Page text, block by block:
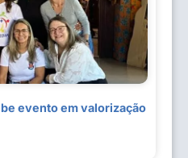
evento em valorização